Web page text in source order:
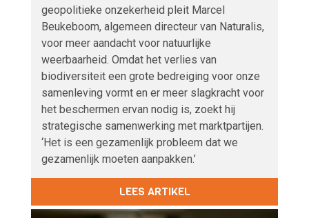
geopolitieke onzekerheid pleit Marcel
Beukeboom, algemeen directeur van Naturalis,
voor meer aandacht voor natuurlijke
weerbaarheid. Omdat het verlies van
biodiversiteit een grote bedreiging voor onze
samenleving vormt en er meer slagkracht voor
het beschermen ervan nodig is, zoekt hij
strategische samenwerking met marktpartijen.
‘Het is een gezamenlijk probleem dat we
gezamenlijk moeten aanpakken.’
LEES ARTIKEL